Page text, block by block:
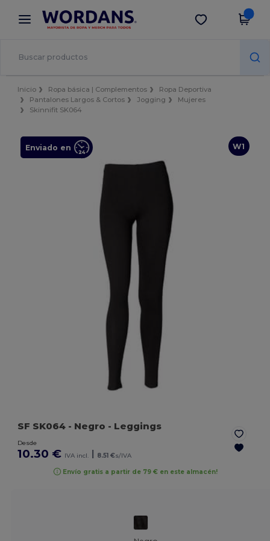
× App de Wordans
¡Mejores precios en app!
Descargar app
Inicio Ropa básica | Complementos
Ropa Deportiva
Pantalones Largos & Cortos
Jogging
Mujeres
Skinnifit SK064
W1
Enviado en
SF SK064 - Negro - Leggings
Desde
10.30 € IVA incl. 8.51 €s/IVA
Envío gratis a partir de 79 € en este almacén!